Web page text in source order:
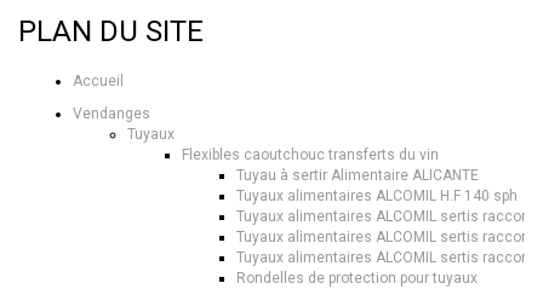
PLAN DU SITE
Accueil
Vendanges
Tuyaux
Flexibles caoutchouc transferts du vin
Tuyau à sertir Alimentaire ALICANTE
Tuyaux alimentaires ALCOMIL H.F 140 sph
Tuyaux alimentaires ALCOMIL sertis
Tuyaux alimentaires ALCOMIL sertis
Tuyaux alimentaires ALCOMIL sertis
Rondelles de protection pour tuyaux